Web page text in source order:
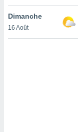
à
en
le
Dimanche
16 Août